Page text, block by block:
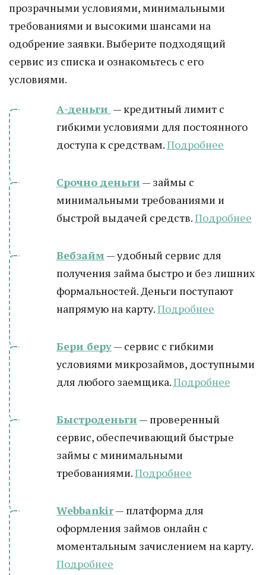
прозрачными условиями, минимальными
требованиями и высокими шансами на
одобрение заявки. Выберите подходящий
сервис из списка и ознакомьтесь с его
условиями.
А-деньги — кредитный лимит с
гибкими условиями для постоянного
доступа к средствам.Подробнее
Срочно деньги — займы с
минимальными требованиями и
быстрой выдачей средств.Подробнее
Вебзайм — удобный сервис для
получения займа быстро и без лишних
формальностей. Деньги поступают
напрямую на карту.Подробнее
Бери беру— сервис с гибкими
условиями микрозаймов, доступными
для любого заемщика.Подробнее
Быстроденьги — проверенный
сервис, обеспечивающий быстрые
займы с минимальными
требованиями.Подробнее
Webbankir— платформа для
оформления займов онлайн с
моментальным зачислением на карту.
Подробнее